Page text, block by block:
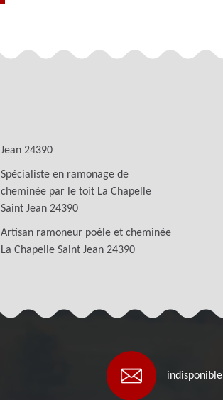
Jean 24390
Spécialiste en ramonage de
cheminée par le toit La Chapelle
Saint Jean 24390
Artisan ramoneur poêle et cheminée
La Chapelle Saint Jean 24390
indisponible